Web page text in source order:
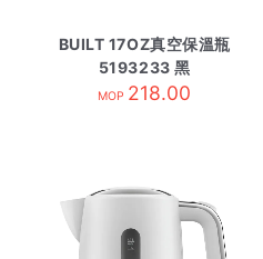
BUILT 17OZ真空保溫瓶
5193233 黑
MOP 218.00